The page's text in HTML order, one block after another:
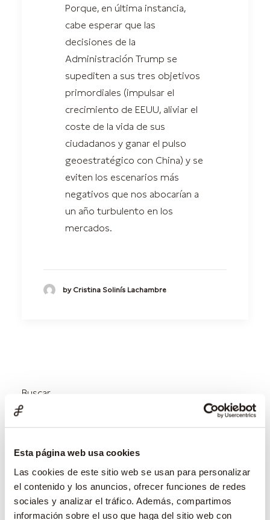
Esta página web usa cookies
Las cookies de este sitio web se usan para personalizar
el contenido y los anuncios, ofrecer funciones de redes
sociales y analizar el tráfico. Además, compartimos
información sobre el uso que haga del sitio web con
Porque, en última instancia,
cabe esperar que las
decisiones de la
Administración Trump se
supediten a sus tres objetivos
primordiales (impulsar el
crecimiento de EEUU, aliviar el
coste de la vida de sus
ciudadanos y ganar el pulso
geoestratégico con China) y se
eviten los escenarios más
negativos que nos abocarían a
un año turbulento en los
mercados.
by Cristina Solinís Lachambre
Buscar
Buscar
Entradas recientes
Carta trimestral Belgravia – julio 2026